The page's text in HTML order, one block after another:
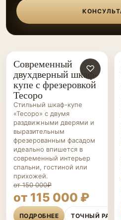
ШКАФЫ-
КУПЕ НА ЗАКАЗ
♡
Современный
двухдверный шкаф-
купе с фрезеровкой
Тесоро
Стильный шкаф-купе
«Тесоро» с двумя
раздвижными дверями и
выразительным
фрезерованным фасадом
идеально впишется в
современный интерьер
спальни, гостиной или
прихожей.
от 150 000₽
от 115 000 ₽
ПОДРОБНЕЕ ТОЧНЫЙ